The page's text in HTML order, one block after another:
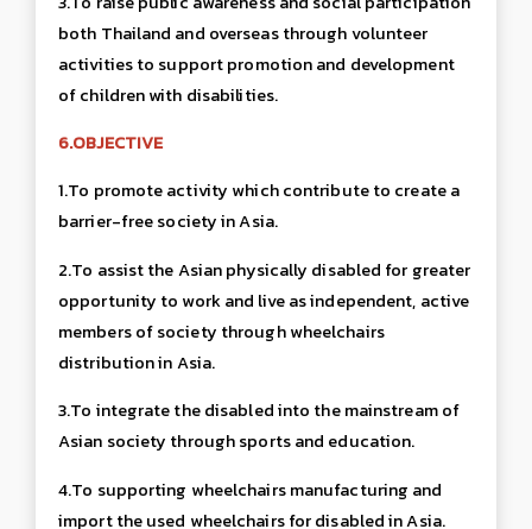
both Thailand and overseas through volunteer
activities to support promotion and development
of children with disabilities.
6.OBJECTIVE
1.To promote activity which contribute to create a
barrier-free society in Asia.
2.To assist the Asian physically disabled for greater
opportunity to work and live as independent, active
members of society through wheelchairs
distribution in Asia.
3.To integrate the disabled into the mainstream of
Asian society through sports and education.
4.To supporting wheelchairs manufacturing and
import the used wheelchairs for disabled in Asia.